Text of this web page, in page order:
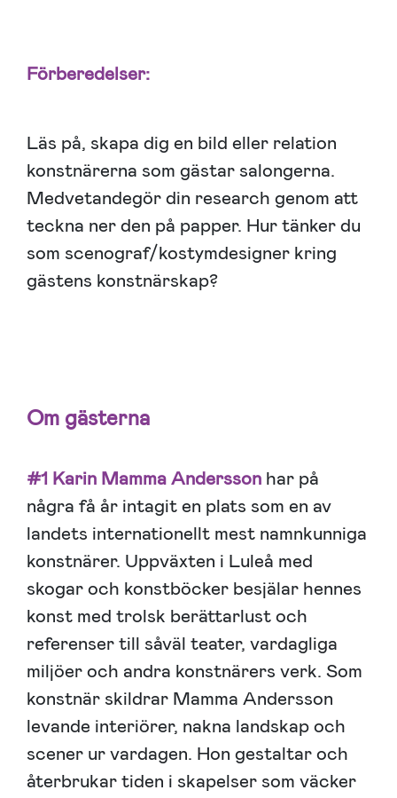
Förberedelser:
Läs på, skapa dig en bild eller relation
konstnärerna som gästar salongerna.
Medvetandegör din research genom att
teckna ner den på papper. Hur tänker du
som scenograf/kostymdesigner kring
gästens konstnärskap?
Om gästerna
#1 Karin Mamma Andersson har på
några få år intagit en plats som en av
landets internationellt mest namnkunniga
konstnärer. Uppväxten i Luleå med
skogar och konstböcker besjälar hennes
konst med trolsk berättarlust och
referenser till såväl teater, vardagliga
miljöer och andra konstnärers verk. Som
konstnär skildrar Mamma Andersson
levande interiörer, nakna landskap och
scener ur vardagen. Hon gestaltar och
återbrukar tiden i skapelser som väcker